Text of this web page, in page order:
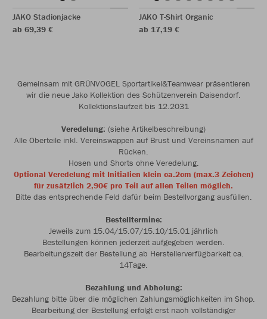
JAKO Stadionjacke
ab 69,39 €
JAKO T-Shirt Organic
ab 17,19 €
Gemeinsam mit GRÜNVOGEL Sportartikel&Teamwear präsentieren
wir die neue Jako Kollektion des Schützenverein Daisendorf.
Kollektionslaufzeit bis 12.2031
Veredelung: (siehe Artikelbeschreibung)
Alle Oberteile inkl. Vereinswappen auf Brust und Vereinsnamen auf
Rücken.
Hosen und Shorts ohne Veredelung.
Optional Veredelung mit Initialien klein ca.2cm (max.3 Zeichen)
für zusätzlich 2,90€ pro Teil auf allen Teilen möglich.
Bitte das entsprechende Feld dafür beim Bestellvorgang ausfüllen.
Bestelltermine:
Jeweils zum 15.04/15.07/15.10/15.01 jährlich
Bestellungen können jederzeit aufgegeben werden.
Bearbeitungszeit der Bestellung ab Herstellerverfügbarkeit ca.
14Tage.
Bezahlung und Abholung:
Bezahlung bitte über die möglichen Zahlungsmöglichkeiten im Shop.
Bearbeitung der Bestellung erfolgt erst nach vollständiger